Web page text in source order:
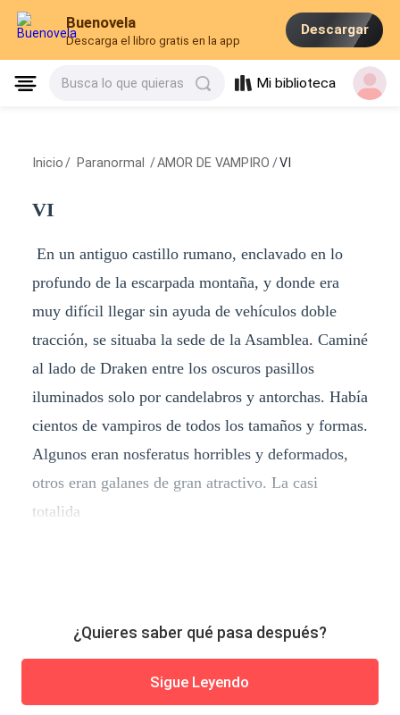
Buenovela
Descarga el libro gratis en la app
Descargar
Busca lo que quieras Mi biblioteca
Inicio / Paranormal /AMOR DE VAMPIRO /VI
VI
En un antiguo castillo rumano, enclavado en lo
profundo de la escarpada montaña, y donde era
muy difícil llegar sin ayuda de vehículos doble
tracción, se situaba la sede de la Asamblea. Caminé
al lado de Draken entre los oscuros pasillos
iluminados solo por candelabros y antorchas. Había
cientos de vampiros de todos los tamaños y formas.
Algunos eran nosferatus horribles y deformados,
otros eran galanes de gran atractivo. La casi
totalida
¿Quieres saber qué pasa después?
Sigue Leyendo